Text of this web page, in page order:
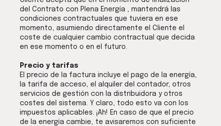
del Contrato con Plena Energía , mantendrá las
condiciones contractuales que tuviera en ese
momento, asumiendo directamente el Cliente el
coste de cualquier cambio contractual que decida
en ese momento o en el futuro.
Precio y tarifas
El precio de la factura incluye el pago de la energía,
la tarifa de acceso, el alquiler del contador, otros
servicios de gestión con la distribuidora y otros
costes del sistema. Y claro, todo esto va con los
impuestos aplicables. ¡Ah! En caso de que el precio
de la energía cambie, te avisaremos con suficiente